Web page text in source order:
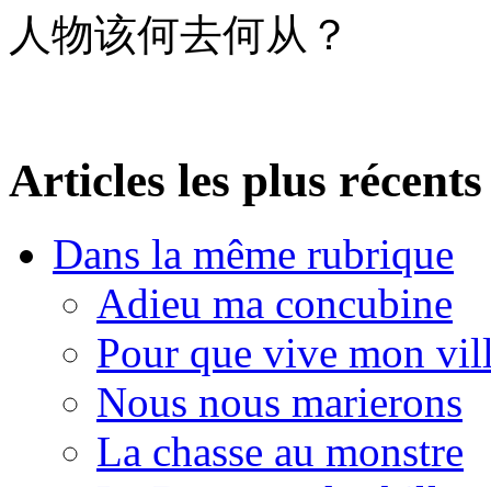
人物该何去何从？
Articles les plus récents
Dans la même rubrique
Adieu ma concubine
Pour que vive mon
Nous nous marierons
La chasse au monstre